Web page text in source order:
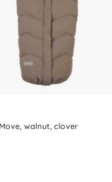
walnut, clover